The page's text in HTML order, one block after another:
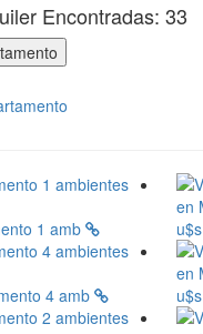
Encontradas: 33
1 amb
4 amb